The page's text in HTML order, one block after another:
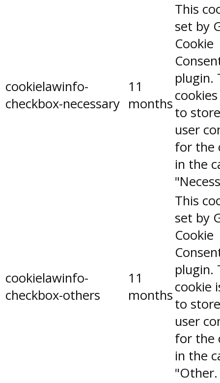
cookielawinfo-
checkbox-necessary
11
months
This
set by
Cookie
plugin.
to
user
for the
in the
cookielawinfo-
checkbox-others
11
months
This
set by
Cookie
plugin.
cookie
to
user
for the
in the
"Other.